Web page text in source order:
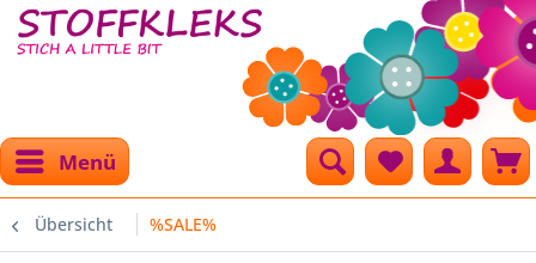
Menü
Übersicht %SALE%